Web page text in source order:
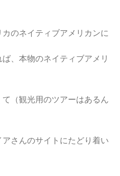
のネイティブアメリカンに
、本物のネイティブアメリ
（観光用のツアーはあるん
さんのサイトにたどり着い